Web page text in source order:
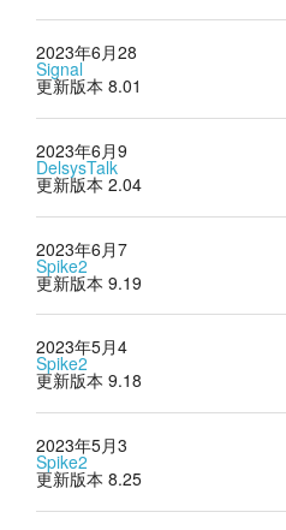
2023年6月28
Signal
更新版本 8.01
2023年6月9
DelsysTalk
更新版本 2.04
2023年6月7
Spike2
更新版本 9.19
2023年5月4
Spike2
更新版本 9.18
2023年5月3
Spike2
更新版本 8.25